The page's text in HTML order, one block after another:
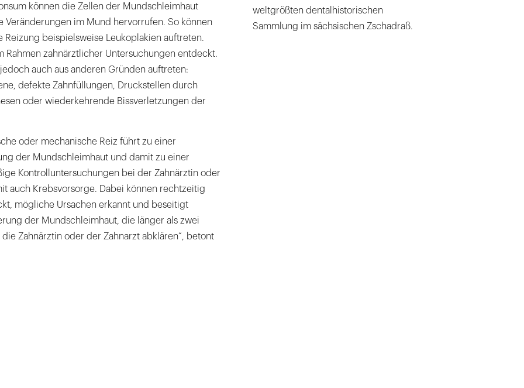
können die Zellen der Mundschleimhaut
Veränderungen im Mund hervorrufen. So können
Reizung beispielsweise Leukoplakien auftreten.
Rahmen zahnärztlicher Untersuchungen entdeckt.
auch aus anderen Gründen auftreten:
defekte Zahnfüllungen, Druckstellen durch
oder wiederkehrende Bissverletzungen der
oder mechanische Reiz führt zu einer
der Mundschleimhaut und damit zu einer
Kontrolluntersuchungen bei der Zahnärztin oder
auch Krebsvorsorge. Dabei können rechtzeitig
mögliche Ursachen erkannt und beseitigt
der Mundschleimhaut, die länger als zwei
Zahnärztin oder der Zahnarzt abklären“, betont
weltgrößten dentalhistorischen
Sammlung im sächsischen Zschadraß.